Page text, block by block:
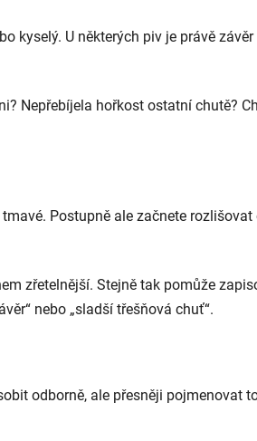
kyselý. U některých piv je právě
Nepřebíjela hořkost ostatní chutě?
Postupně ale začnete rozlišovat
zřetelnější. Stejně tak pomůže
nebo „sladší třešňová chuť“.
odborně, ale přesněji pojmenovat